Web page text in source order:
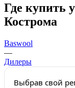
Где купить
Кострома
Baswool
—
Дилеры
Выбрав свой